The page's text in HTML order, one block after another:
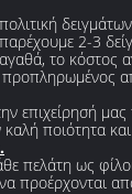
2-3
αγαθά, το
προπληρωμένος
επιχείρησή
ποιότητα
πελάτη ως
προέρχονται